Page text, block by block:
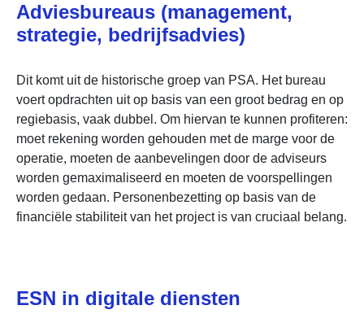
Adviesbureaus (management,
strategie, bedrijfsadvies)
Dit komt uit de historische groep van PSA. Het bureau
voert opdrachten uit op basis van een groot bedrag en op
regiebasis, vaak dubbel. Om hiervan te kunnen profiteren:
moet rekening worden gehouden met de marge voor de
operatie, moeten de aanbevelingen door de adviseurs
worden gemaximaliseerd en moeten de voorspellingen
worden gedaan. Personenbezetting op basis van de
financiële stabiliteit van het project is van cruciaal belang.
ESN in digitale diensten